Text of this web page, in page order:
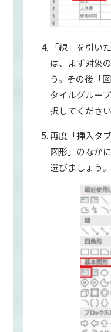
「線」を引い
は、まず対象
う。その後「
タイルグルー
択してください
再度「挿入タ
図形」のなか
選びましょう。